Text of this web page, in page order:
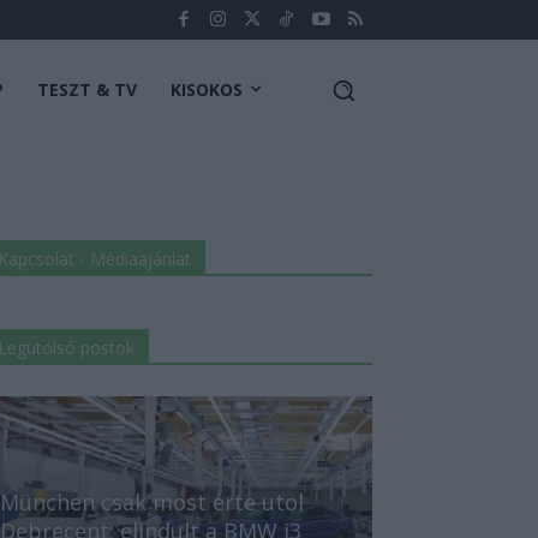
TESZT & TV KISOKOS
Kapcsolat - Médiaajánlat
Legutolsó postok
München csak most érte utol
Debrecent: elindult a BMW i3